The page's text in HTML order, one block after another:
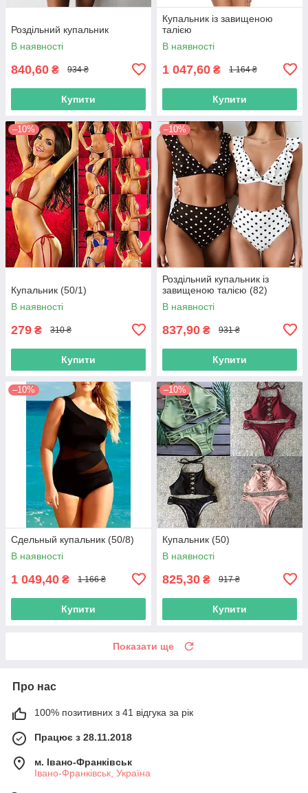
Роздільний купальник
В наявності
840,60 ₴ 934 ₴
Купити
Купальник із завищеною
талією
В наявності
1 047,60 ₴ 1 164 ₴
Купити
–10%
Купальник (50/1)
В наявності
279 ₴ 310 ₴
Купити
–10%
Роздільний купальник із
завищеною талією (82)
В наявності
837,90 ₴ 931 ₴
Купити
–10%
Сдельный купальник (50/8)
В наявності
1 049,40 ₴ 1 166 ₴
Купити
–10%
Купальник (50)
В наявності
825,30 ₴ 917 ₴
Купити
Показати ще
Про нас
100% позитивних з 41 відгука за рік
Працює з 28.11.2018
м. Івано-Франківськ
Івано-Франківськ, Україна